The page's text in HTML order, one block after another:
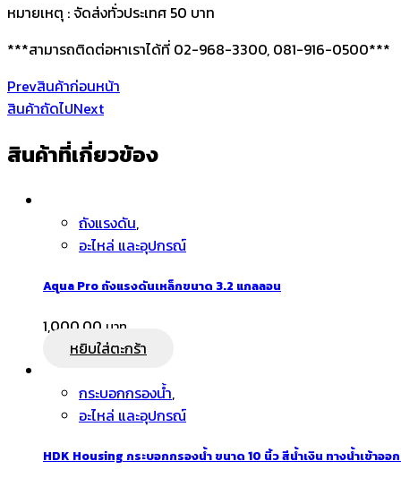
หมายเหตุ : จัดส่งทั่วประเทศ 50 บาท
***สามารถติดต่อหาเราได้ที่ 02-968-3300, 081-916-0500***
Prevสินค้าก่อนหน้า
สินค้าถัดไปNext
สินค้าที่เกี่ยวข้อง
ถังแรงดัน,
อะไหล่ และอุปกรณ์
Aqua Pro ถังแรงดันเหล็กขนาด 3.2 แกลลอน
1,000.00
หยิบใส่ตะกร้า
กระบอกกรองน้ำ,
อะไหล่ และอุปกรณ์
HDK Housing กระบอกกรองน้ำ ขนาด 10 นิ้ว สีน้ำเงิน ทางน้ำเข้าออ